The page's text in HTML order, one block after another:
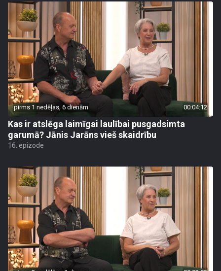
pirms 1 nedēļas, 6 dienām 00:04:12
Kas ir atslēga laimīgai laulībai pusgadsimta
garumā? Jānis Jarāns vieš skaidrību
16. epizode